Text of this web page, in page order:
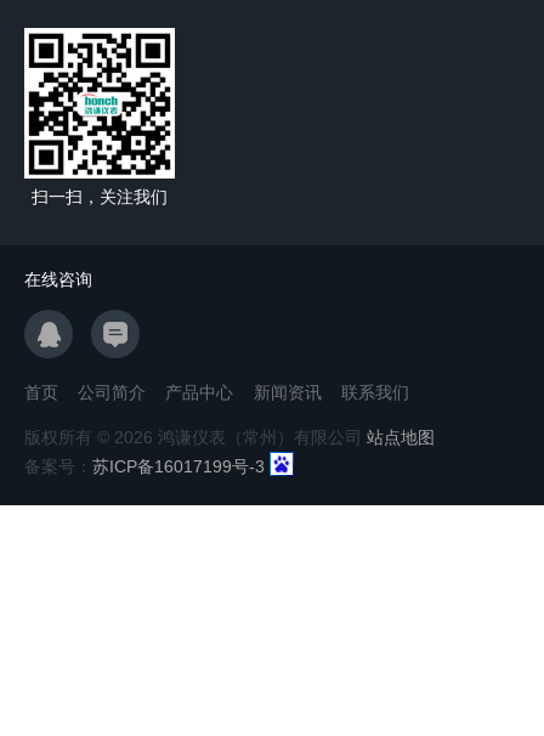
扫一扫，关注我们
在线咨询
首页 公司简介 产品中心 新闻资讯 联系我们
版权所有 © 2026 鸿谦仪表（常州）有限公司 站点地图
备案号： 苏ICP备16017199号-3